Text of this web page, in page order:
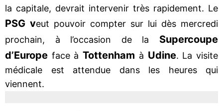
la capitale, devrait intervenir très rapidement. Le
PSG veut pouvoir compter sur lui dès mercredi
prochain, à l’occasion de la Supercoupe
d’Europe face àTottenham à Udine. La visite
médicale est attendue dans les heures qui
viennent.